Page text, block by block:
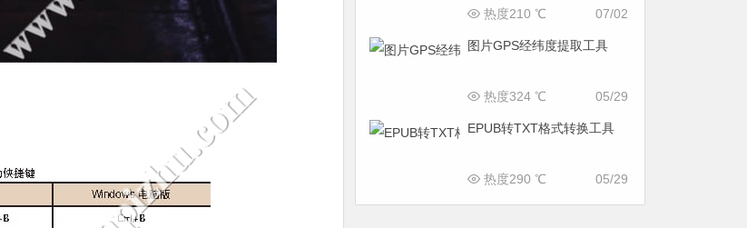
面
07/02
热度210 ℃
图片GPS经纬度提取工具
05/29
热度324 ℃
EPUB转TXT格式转换工具
05/29
热度290 ℃